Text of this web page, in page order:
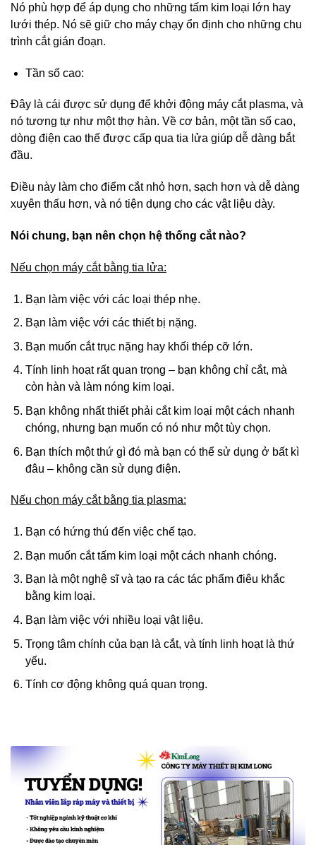
Nó phù hợp để áp dụng cho những tấm kim loại lớn hay
lưới thép. Nó sẽ giữ cho máy chạy ổn định cho những chu
trình cắt gián đoạn.
Tần số cao:
Đây là cái được sử dụng để khởi động máy cắt plasma, và
nó tương tự như một thợ hàn. Về cơ bản, một tần số cao,
dòng điện cao thế được cấp qua tia lửa giúp dễ dàng bắt
đầu.
Điều này làm cho điểm cắt nhỏ hơn, sạch hơn và dễ dàng
xuyên thấu hơn, và nó tiện dụng cho các vật liệu dày.
Nói chung, bạn nên chọn hệ thống cắt nào?
Nếu chọn máy cắt bằng tia lửa:
Bạn làm việc với các loại thép nhẹ.
Bạn làm việc với các thiết bị nặng.
Bạn muốn cắt trục nặng hay khối thép cỡ lớn.
Tính linh hoạt rất quan trọng – bạn không chỉ cắt, mà
còn hàn và làm nóng kim loại.
Bạn không nhất thiết phải cắt kim loại một cách nhanh
chóng, nhưng bạn muốn có nó như một tùy chọn.
Bạn thích một thứ gì đó mà bạn có thể sử dụng ở bất kì
đâu – không cần sử dụng điện.
Nếu chọn máy cắt bằng tia plasma:
Bạn có hứng thú đến việc chế tạo.
Bạn muốn cắt tấm kim loại một cách nhanh chóng.
Bạn là một nghệ sĩ và tạo ra các tác phẩm điêu khắc
bằng kim loại.
Bạn làm việc với nhiều loại vật liệu.
Trọng tâm chính của bạn là cắt, và tính linh hoạt là thứ
yếu.
Tính cơ động không quá quan trọng.